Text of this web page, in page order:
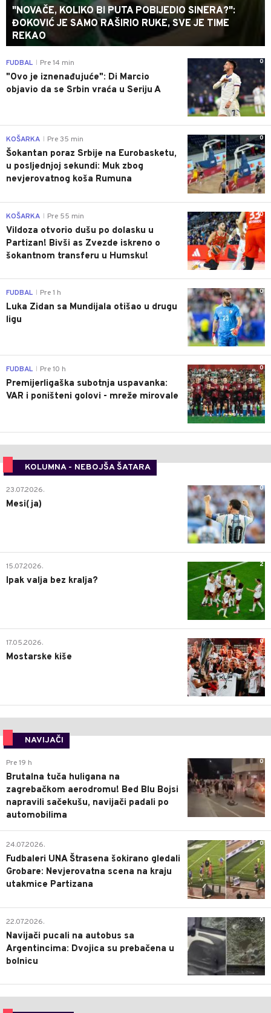
"NOVAČE, KOLIKO BI PUTA POBIJEDIO SINERA?":
ĐOKOVIĆ JE SAMO RAŠIRIO RUKE, SVE JE TIME
REKAO
0
FUDBAL Pre 14 min
"Ovo je iznenađujuće": Di Marcio
objavio da se Srbin vraća u Seriju A
0
KOŠARKA Pre 35 min
Šokantan poraz Srbije na Eurobasketu,
u posljednjoj sekundi: Muk zbog
nevjerovatnog koša Rumuna
0
KOŠARKA Pre 55 min
Vildoza otvorio dušu po dolasku u
Partizan! Bivši as Zvezde iskreno o
šokantnom transferu u Humsku!
0
FUDBAL Pre 1 h
Luka Zidan sa Mundijala otišao u drugu
ligu
0
FUDBAL Pre 10 h
Premijerligaška subotnja uspavanka:
VAR i poništeni golovi - mreže mirovale
KOLUMNA - NEBOJŠA ŠATARA
0
23.07.2026.
Mesi(ja)
2
15.07.2026.
Ipak valja bez kralja?
0
17.05.2026.
Mostarske kiše
NAVIJAČI
0
Pre 19 h
Brutalna tuča huligana na
zagrebačkom aerodromu! Bed Blu Bojsi
napravili sačekušu, navijači padali po
automobilima
0
24.07.2026.
Fudbaleri UNA Štrasena šokirano gledali
Grobare: Nevjerovatna scena na kraju
utakmice Partizana
0
22.07.2026.
Navijači pucali na autobus sa
Argentincima: Dvojica su prebačena u
bolnicu